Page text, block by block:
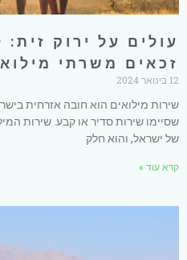
עולים על ירוק זית:
זכאים משרתי
12 בינואר 2024
שירות מילואים הוא חובה אזרחית
שסיימו שירות סדיר או קבע. שירות
של ישראל, והוא חלק
קרא עוד »